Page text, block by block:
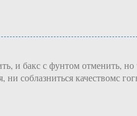
и бакс с фунтом отменить,
соблазниться качествомс